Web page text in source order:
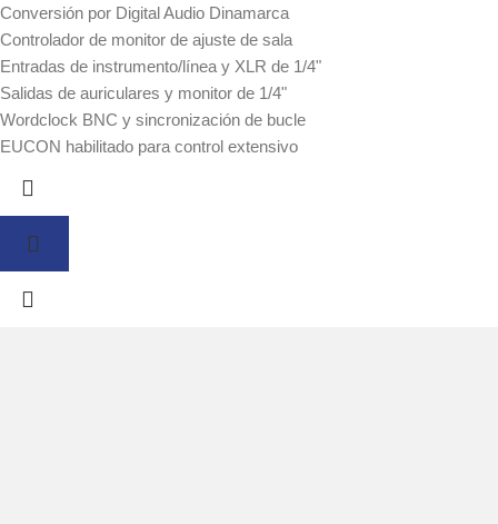
Conversión por Digital Audio Dinamarca
Controlador de monitor de ajuste de sala
Entradas de instrumento/línea y XLR de 1/4"
Salidas de auriculares y monitor de 1/4"
Wordclock BNC y sincronización de bucle
EUCON habilitado para control extensivo